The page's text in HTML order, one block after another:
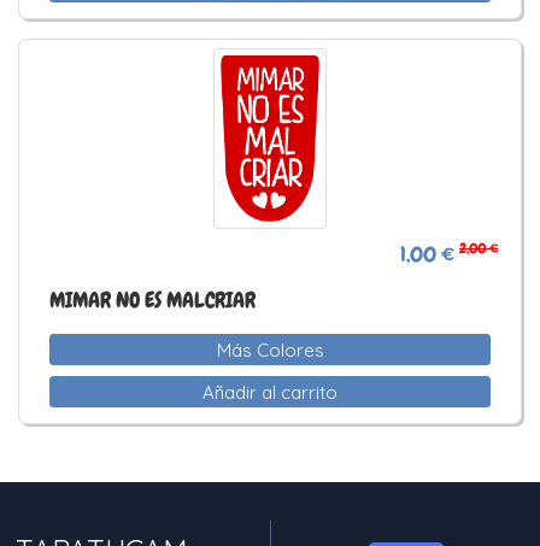
1,00 € 2,00 €
MIMAR NO ES MALCRIAR
Más Colores
Añadir al carrito